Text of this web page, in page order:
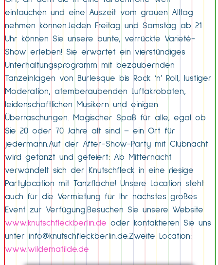
eintauchen und eine Auszeit vom grauen Alltag
nehmen können.Jeden Freitag und Samstag ab 21
Uhr können Sie unsere bunte, verrückte Varieté-
Show erleben! Sie erwartet ein vierstündiges
Unterhaltungsprogramm mit bezaubernden
Tanzeinlagen von Burlesque bis Rock ’n‘ Roll, lustiger
Moderation, atemberaubenden Luftakrobaten,
leidenschaftlichen Musikern und einigen
Überraschungen. Magischer Spaß für alle, egal ob
Sie 20 oder 70 Jahre alt sind – ein Ort für
jedermann.Auf der After-Show-Party mit Clubnacht
wird getanzt und gefeiert: Ab Mitternacht
verwandelt sich der Knutschfleck in eine riesige
Partylocation mit Tanzfläche! Unsere Location steht
auch für die Vermietung für Ihr nächstes großes
Event zur Verfügung.Besuchen Sie unsere Website
www.knutschfleckberlin.de oder kontaktieren Sie uns
unter info@knutschfleckberlin.de.Zweite Location:
www.wildematilde.de